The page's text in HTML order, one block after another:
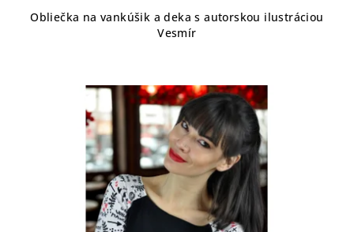
Obliečka na vankúšik a deka s autorskou ilustráciou
Vesmír